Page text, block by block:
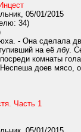
Инцест
05/01/2015
34)
- Она сделала
на её лбу.
комнаты
доев мясо,
Часть 1